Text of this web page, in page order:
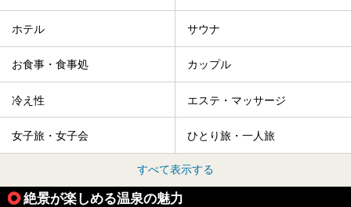
ホテル サウナ
お食事・食事処 カップル
冷え性 エステ・マッサージ
女子旅・女子会 ひとり旅・一人旅
すべて表示する
絶景が楽しめる温泉の魅力